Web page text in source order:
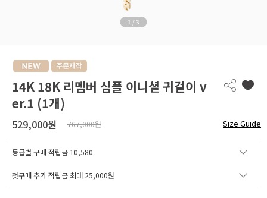
1 / 3
14K 18K 리멤버 심플 이니셜 귀걸이 v
er.1 (1개)
529,000원 767,000원 Size Guide
등급별 구매 적립금 10,580
첫구매 추가 적립금 최대 25,000원